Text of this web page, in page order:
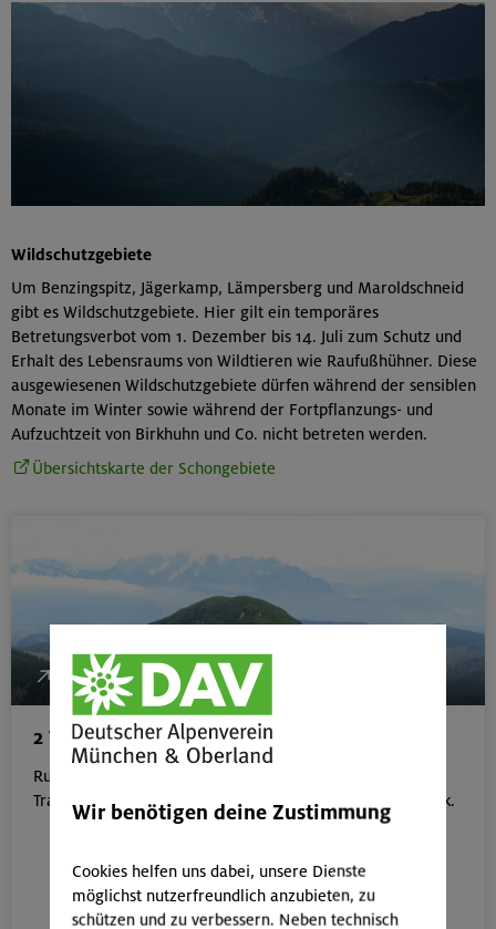
Wildschutzgebiete
Um Benzingspitz, Jägerkamp, Lämpersberg und Maroldschneid
gibt es Wildschutzgebiete. Hier gilt ein temporäres
Betretungsverbot vom 1. Dezember bis 14. Juli zum Schutz und
Erhalt des Lebensraums von Wildtieren wie Raufußhühner. Diese
ausgewiesenen Wildschutzgebiete dürfen während der sensiblen
Monate im Winter sowie während der Fortpflanzungs- und
Aufzuchtzeit von Birkhuhn und Co. nicht betreten werden.
Übersichtskarte der Schongebiete
1200 Hm, 9 Std, mittel
2 Tagestour Zipflwirt-Brünnsteinhaus
Rundweg von Bayrischzell-Zipflwirt über den Großen
Traithen zum Brünnsteinhaus, durch das Nesslertal zurück.
Wir benötigen deine Zustimmung
Cookies helfen uns dabei, unsere Dienste
möglichst nutzerfreundlich anzubieten, zu
schützen und zu verbessern. Neben technisch